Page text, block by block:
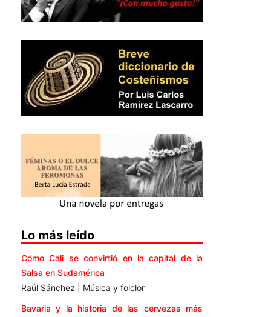
Lo más leído
Cómo Cali se convirtió en la capital de la
Salsa en Sudamérica
Raúl Sánchez | Música y folclor
Bavaria y la historia de las cervezas más